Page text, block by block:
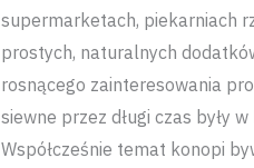
supermarketach, piekarniach
prostych, naturalnych
rosnącego zainteresowania
siewne przez długi czas były
Współcześnie temat konopi